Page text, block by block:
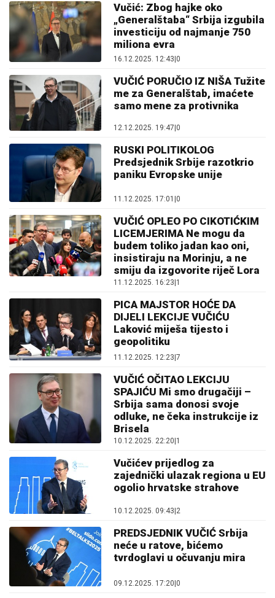
Vučić: Zbog hajke oko
„Generalštaba“ Srbija izgubila
investiciju od najmanje 750
miliona evra
16.12.2025. 12:43 0
VUČIĆ PORUČIO IZ NIŠA Tužite
me za Generalštab, imaćete
samo mene za protivnika
12.12.2025. 19:47 0
RUSKI POLITIKOLOG
Predsjednik Srbije razotkrio
paniku Evropske unije
11.12.2025. 17:01 0
VUČIĆ OPLEO PO CIKOTIĆKIM
LICEMJERIMA Ne mogu da
budem toliko jadan kao oni,
insistiraju na Morinju, a ne
smiju da izgovorite riječ Lora
11.12.2025. 16:23 1
PICA MAJSTOR HOĆE DA
DIJELI LEKCIJE VUČIĆU
Laković miješa tijesto i
geopolitiku
11.12.2025. 12:23|7
VUČIĆ OČITAO LEKCIJU
SPAJIĆU Mi smo drugačiji –
Srbija sama donosi svoje
odluke, ne čeka instrukcije iz
Brisela
10.12.2025. 22:20|1
Vučićev prijedlog za
zajednički ulazak regiona u EU
ogolio hrvatske strahove
10.12.2025. 09:43 2
PREDSJEDNIK VUČIĆ Srbija
neće u ratove, bićemo
tvrdoglavi u očuvanju mira
09.12.2025. 17:20|0